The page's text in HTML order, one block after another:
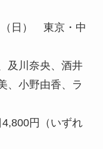
（日） 東京・中
及川奈央、酒井
、小野由香、ラ
円（いずれ